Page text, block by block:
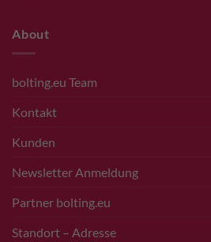
About
bolting.eu Team
Kontakt
Kunden
Newsletter Anmeldung
Partner bolting.eu
Standort – Adresse